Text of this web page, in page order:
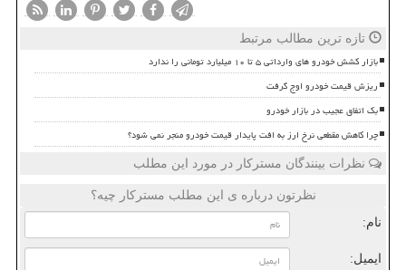
تازه ترین مطالب مرتبط
بازار کشش خودرو های وارداتی ۵ تا ۱۰ میلیارد تومانی را ندارد
ریزش قیمت خودرو اوج گرفت
بک اتفاق عجیب در بازار خودرو
چرا کاهش مقطعی نرخ ارز به افت پایدار قیمت خودرو منجر نمی شود؟
نظرات بینندگان مسترکار در مورد این مطلب
نظرتون درباره ی این مطلب مسترکار چیه؟
نام:
ایمیل: